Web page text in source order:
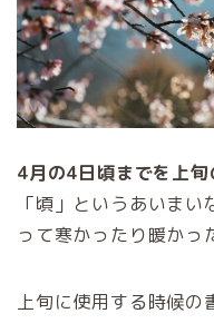
4月の4日頃までを上旬
「頃」というあいま
って寒かったり暖かっ
上旬に使用する時候の